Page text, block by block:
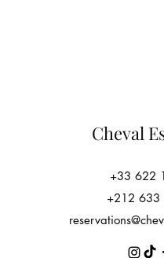
Cheval
+33 622
+212